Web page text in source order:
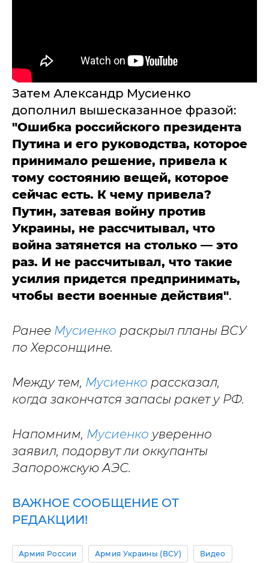
Затем Александр Мусиенко
дополнил вышесказанное фразой:
"Ошибка российского президента
Путина и его руководства, которое
принимало решение, привела к
тому состоянию вещей, которое
сейчас есть. К чему привела?
Путин, затевая войну против
Украины, не рассчитывал, что
война затянется на столько — это
раз. И не рассчитывал, что такие
усилия придется предпринимать,
чтобы вести военные действия".
Ранее Мусиенко раскрыл планы ВСУ
по Херсонщине.
Между тем, Мусиенко рассказал,
когда закончатся запасы ракет у РФ.
Напомним, Мусиенко уверенно
заявил, подорвут ли оккупанты
Запорожскую АЭС.
ВАЖНОЕ СООБЩЕНИЕ ОТ
РЕДАКЦИИ!
Армия России Армия Украины (ВСУ) Видео